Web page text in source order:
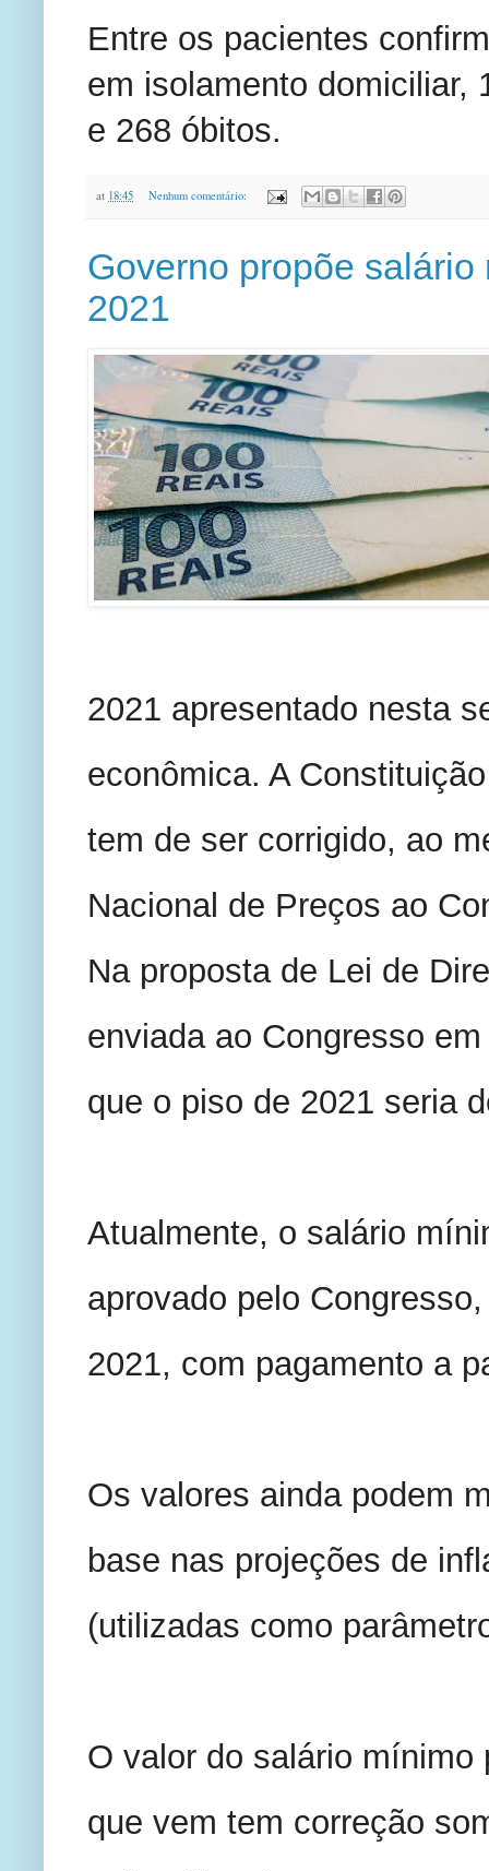
Entre os pacientes
em isolamento domiciliar,
e 268 óbitos.
at 18:45 Nenhum comentário:
Governo propõe
2021
2021 apresentado nesta
econômica. A
tem de ser corrigido, ao
Nacional de Preços ao
Na proposta de Lei de
enviada ao Congresso
que o piso de 2021 seria
Atualmente, o salário
aprovado pelo
2021, com pagamento a
Os valores ainda podem
base nas projeções de
(utilizadas como
O valor do salário mínimo
que vem tem correção